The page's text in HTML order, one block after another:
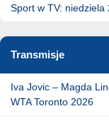
Sport w TV:
Transmisje
Iva Jovic – Magda
WTA Toronto 2026